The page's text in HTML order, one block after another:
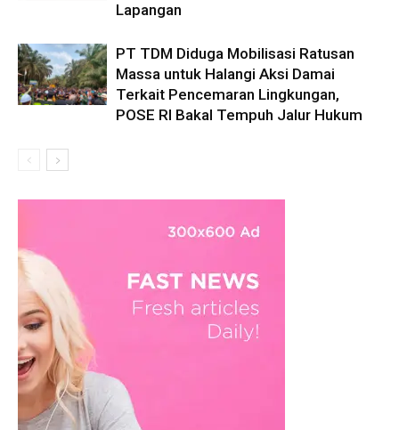
Lapangan
PT TDM Diduga Mobilisasi Ratusan
Massa untuk Halangi Aksi Damai
Terkait Pencemaran Lingkungan,
POSE RI Bakal Tempuh Jalur Hukum